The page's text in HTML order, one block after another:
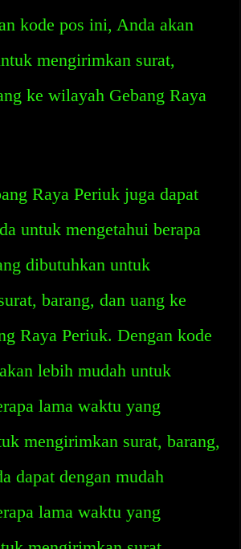
kode pos ini, Anda akan
mengirimkan surat,
ke wilayah Gebang Raya
Raya Periuk juga dapat
untuk mengetahui berapa
dibutuhkan untuk
barang, dan uang ke
Raya Periuk. Dengan kode
lebih mudah untuk
lama waktu yang
mengirimkan surat, barang,
dapat dengan mudah
lama waktu yang